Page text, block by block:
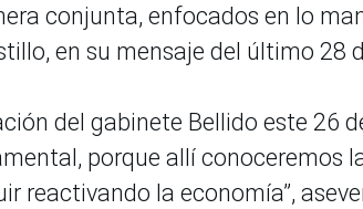
conjunta, enfocados en lo
en su mensaje del último 28
del gabinete Bellido este 26
porque allí conoceremos
reactivando la economía”,